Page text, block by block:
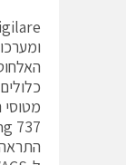
מטוסי